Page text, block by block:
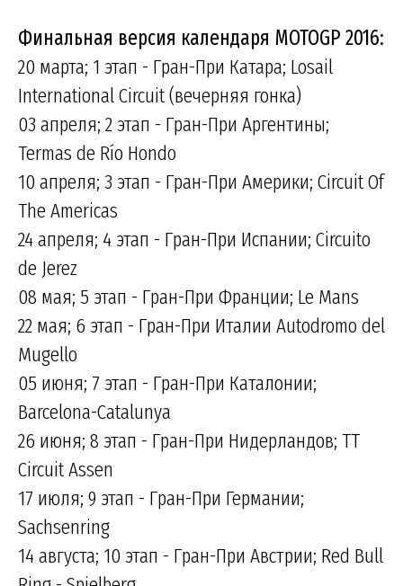
Финальная версия календаря MOTOGP 2016:
20 марта; 1 этап - Гран-При Катара; Losail
International Circuit (вечерняя гонка)
03 апреля; 2 этап - Гран-При Аргентины;
Termas de Río Hondo
10 апреля; 3 этап - Гран-При Америки; Circuit Of
The Americas
24 апреля; 4 этап - Гран-При Испании; Circuito
de Jerez
08 мая; 5 этап - Гран-При Франции; Le Mans
22 мая; 6 этап - Гран-При Италии Autodromo del
Mugello
05 июня; 7 этап - Гран-При Каталонии;
Barcelona-Catalunya
26 июня; 8 этап - Гран-При Нидерландов; TT
Circuit Assen
17 июля; 9 этап - Гран-При Германии;
Sachsenring
14 августа; 10 этап - Гран-При Австрии; Red Bull